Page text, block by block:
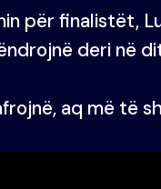
për finalistët,
deri në
aq më të